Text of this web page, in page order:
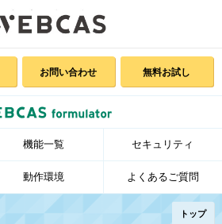
お問い合わせ 無料お試し
トップ
機能一覧 セキュリティ
動作環境 よくあるご質問